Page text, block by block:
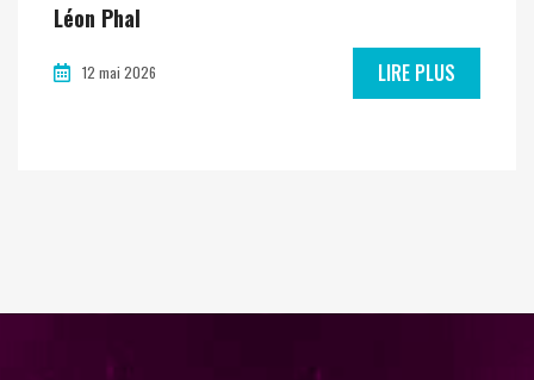
Léon Phal
12 mai 2026 LIRE PLUS